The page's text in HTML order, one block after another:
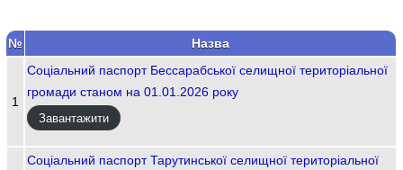
№ Назва
1
Соціальний паспорт Бессарабської селищної територіальної
громади станом на 01.01.2026 року
Завантажити
Соціальний паспорт Тарутинської селищної територіальної